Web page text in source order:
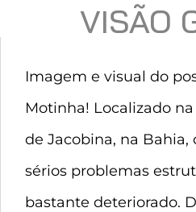
VISÃO
Imagem e visual do
Motinha! Localizado
de Jacobina, na Bahia,
sérios problemas
bastante deteriorado.